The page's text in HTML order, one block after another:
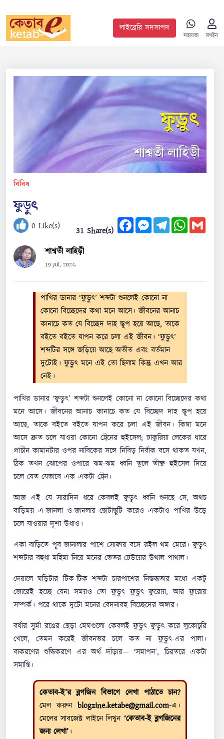
লাইব্রেরি সদস্যপদ
সহায়তা লগইন
বিবিধ
ফুড়ুৎ
0 Like(s) 31 Share(s)
FacebookMessengerTelegramWhatsApp
শাশ্বতী লাহিড়ী
19 Jul, 2024.
পাখির ডানার ‘ফুড়ুৎ’ শব্দটা শুনলেই কোনো না
কোনো বিচ্ছেদের কথা মনে আসে। জীবনের আনাচ
কানাচে কত যে বিচ্ছেদ দাহ স্তূপ হয়ে আছে, তাকে
বইতে বইতে যাপন করে চলা এই জীবন। ‘ফুড়ুৎ’
শব্দটির সঙ্গে জড়িয়ে আছে অতীত এবং বর্তমান
দুটোই। ফুড়ুৎ মনে এই তো ছিলাম কিন্তু এখন আর
নেই।
পাখির ডানার ‘ফুড়ুৎ’ শব্দটা শুনলেই কোনো না কোনো বিচ্ছেদের কথা
মনে আসে। জীবনের আনাচ কানাচে কত যে বিচ্ছেদ দাহ স্তূপ হয়ে
আছে, তাকে বইতে বইতে যাপন করে চলা এই জীবন। কিম্বা মনে
আসে দ্রুত চলে যাওয়া কোনো ট্রেনের হুইসেল; ঢাকুরিয়া লেকের ধারে
প্রাচীন কামানটার ওপর নাবিকের সঙ্গে নিবিড় নির্বাক বসে থাকত যখন,
ঠিক তখন ঝোপের ওপারে ঝম-ঝম ধ্বনি তুলে তীক্ষ্ণ হুইসেল দিয়ে
চলে যেত যেভাবে এক একটা ট্রেন।
আজ এই যে সারাদিন ধরে কেবলই ফুড়ুৎ ধ্বনি শুনছে সে, অথচ
বাড়িময় এ-জানলা ও-জানলায় ছোটাছুটি করেও একটাও পাখির উড়ে
চলে যাওয়ার দৃশ্য উধাও।
একা বাড়িতে পূব জানালার পাশে সোফায় বসে রইল থম মেরে। ফুড়ুৎ
শব্দটার বহুধা মহিমা নিয়ে মনের ভেতর ঢেউয়ের উথাল পাথাল।
দেয়ালে ঘড়িটার টিক-টিক শব্দটা চারপাশের নিস্তব্ধতার মধ্যে একটু
জোরেই হচ্ছে যেন! সময়ও তো ফুড়ুৎ ফুড়ুৎ ফুরোয়, আর ফুরোয়
সম্পর্ক। পরে থাকে দুটো মনের বেদনাবহ বিচ্ছেদের অঙ্গার।
বর্ষার সুর্মা রঙের ছেড়া মেঘগুলো কেবলই ফুড়ুৎ ফুড়ুৎ করে লুকোচুরি
খেলে, তেমন করেই জীবনভর চলে কত না ফুড়ুৎ-এর পালা।
ব্যকরণের শুদ্ধিকরণে এর অর্থ দাঁড়ায়— ‘সমাপন’, চিরতরে একটা
সমাপ্তি।
কেতাব-ই’র ব্লগজিন বিভাগে লেখা পাঠাতে চান?
মেল করুনblogzine.ketabe@gmail.com-এ।
মেলের সাবজেক্ট লাইনে লিখুন ‘কেতাব-ই ব্লগজিনের
জন্য লেখা’।